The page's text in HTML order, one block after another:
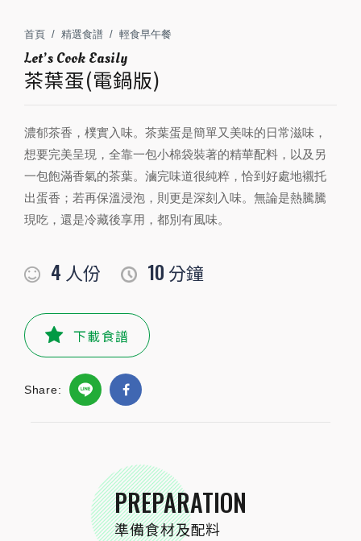
首頁 精選食譜 輕食早午餐
茶葉蛋(電鍋版)
濃郁茶香，樸實入味。茶葉蛋是簡單又美味的日常滋味，
想要完美呈現，全靠一包小棉袋裝著的精華配料，以及另
一包飽滿香氣的茶葉。滷完味道很純粹，恰到好處地襯托
出蛋香；若再保溫浸泡，則更是深刻入味。無論是熱騰騰
現吃，還是冷藏後享用，都別有風味。
4 人份 10 分鐘
下載食譜
Share:
PREPARATION
準備食材及配料
一包飽滿香氣的茶葉。滷完味道很純粹，恰到好處地襯托
出蛋香；若再保溫浸泡，則更是深刻入味。無論是熱騰騰
現吃，還是冷藏後享用，都別有風味。
4人份 10分鐘
PREPARATION
準備食材及配料
水
小磨坊精選調味
毫升